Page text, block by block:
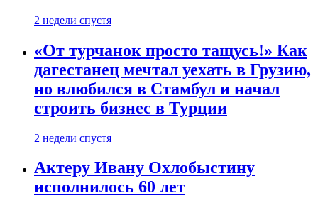
2 недели спустя
«От турчанок просто тащусь!» Как
дагестанец мечтал уехать в Грузию,
но влюбился в Стамбул и начал
строить бизнес в Турции
2 недели спустя
Актеру Ивану Охлобыстину
исполнилось 60 лет